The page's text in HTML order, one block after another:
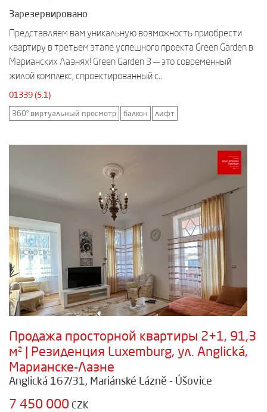
Зарезервировано
Представляем вам уникальную возможность приобрести
квартиру в третьем этапе успешного проекта Green Garden в
Марианских Лазнях! Green Garden 3 — это современный
жилой комплекс, спроектированный с..
01339 (5.1)
360° виртуальный просмотр балкон лифт
Продажа просторной квартиры 2+1, 91,3
м² | Резиденция Luxemburg, ул. Anglická,
Марианске-Лазне
Anglická 167/31, Mariánské Lázně - Úšovice
7 450 000 CZK